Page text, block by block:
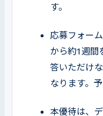
す。
応募フォー
から約1週間
答いただけ
なります。
本優待は、